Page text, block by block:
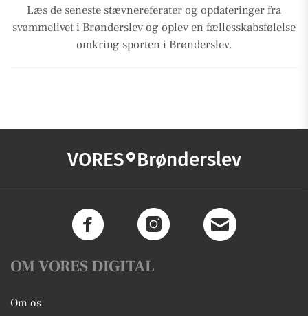
Læs de seneste stævnereferater og opdateringer fra
svømmelivet i Brønderslev og oplev en fællesskabsfølelse
omkring sporten i Brønderslev.
VORES Brønderslev
OM VORES DIGITAL
Om os